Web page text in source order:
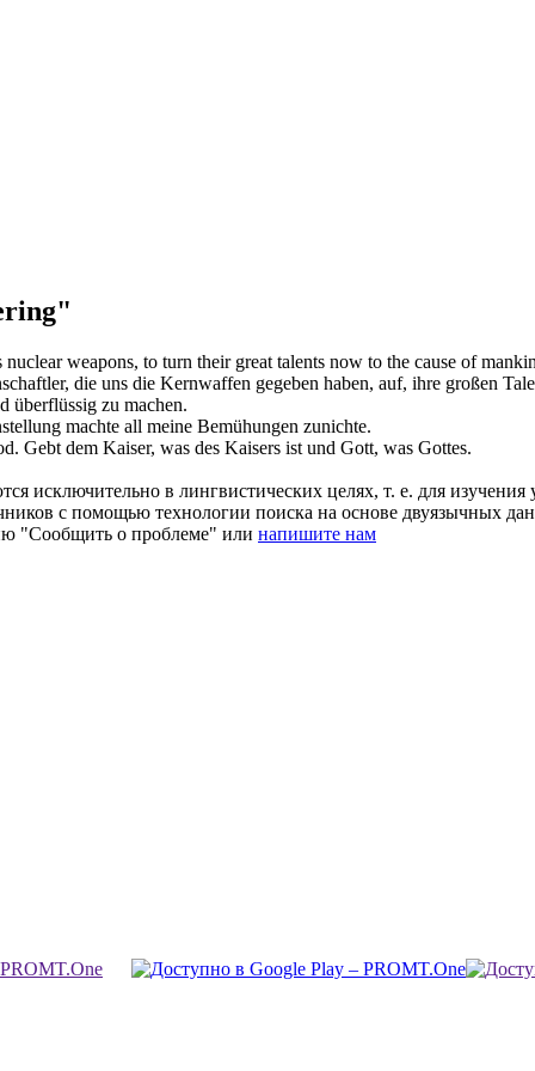
weapons, to turn their great talents now to the cause of
die uns die Kernwaffen gegeben haben, auf, ihre großen
überflüssig zu machen.
machte all meine Bemühungen zunichte.
Gebt dem Kaiser, was des Kaisers ist und Gott, was Gottes.
исключительно в лингвистических целях, т. е. для
с помощью технологии поиска на основе двуязычных
"Сообщить о проблеме" или напишите нам